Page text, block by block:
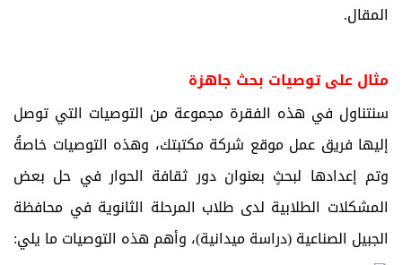
المقال.
مثال على توصيات بحث جاهزة
سنتناول في هذه الفقرة مجموعة من التوصيات التي توصل
إليها فريق عمل موقع شركة مكتبتك، وهذه التوصيات خاصةُ
وتم إعدادها لبحثٍ بعنوان دور ثقافة الحوار في حل بعض
المشكلات الطلابية لدى طلاب المرحلة الثانوية في محافظة
الجبيل الصناعية (دراسة ميدانية)، وأهم هذه التوصيات ما يلي: